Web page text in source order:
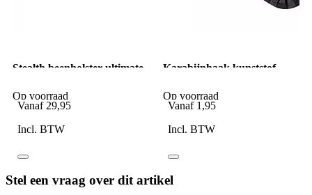
Stealth beenholster ultimate
Op voorraad
Vanaf 29,95
Incl. BTW
Karabijnhaak kunststof
Op voorraad
Vanaf 1,95
Incl. BTW
Stel een vraag over dit artikel